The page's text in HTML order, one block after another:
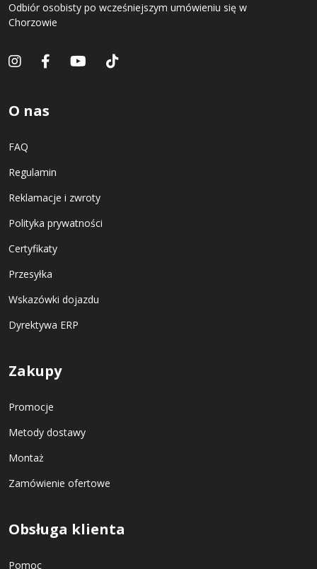
Odbiór osobisty po wcześniejszym umówieniu się w
Chorzowie
O nas
FAQ
Regulamin
Reklamacje i zwroty
Polityka prywatności
Certyfikaty
Przesyłka
Wskazówki dojazdu
Dyrektywa ERP
Zakupy
Promocje
Metody dostawy
Montaż
Zamówienie ofertowe
Obsługa klienta
Pomoc